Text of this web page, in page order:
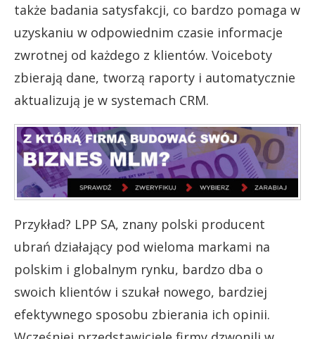
także badania satysfakcji, co bardzo pomaga w
uzyskaniu w odpowiednim czasie informacje
zwrotnej od każdego z klientów. Voiceboty
zbierają dane, tworzą raporty i automatycznie
aktualizują je w systemach CRM.
Przykład? LPP SA, znany polski producent
ubrań działający pod wieloma markami na
polskim i globalnym rynku, bardzo dba o
swoich klientów i szukał nowego, bardziej
efektywnego sposobu zbierania ich opinii.